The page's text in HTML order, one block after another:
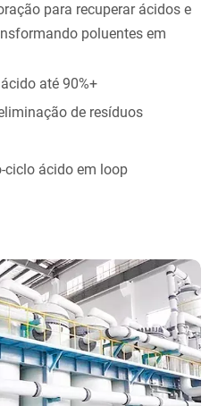
para recuperar ácidos e
poluentes em
até 90%+
de resíduos
ciclo ácido em loop